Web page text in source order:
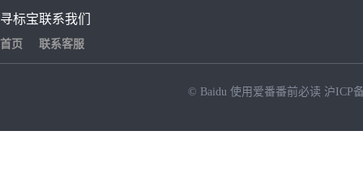
寻标宝
首页
联系我们
联系客服
© Baidu 使用爱番番前必读 沪ICP